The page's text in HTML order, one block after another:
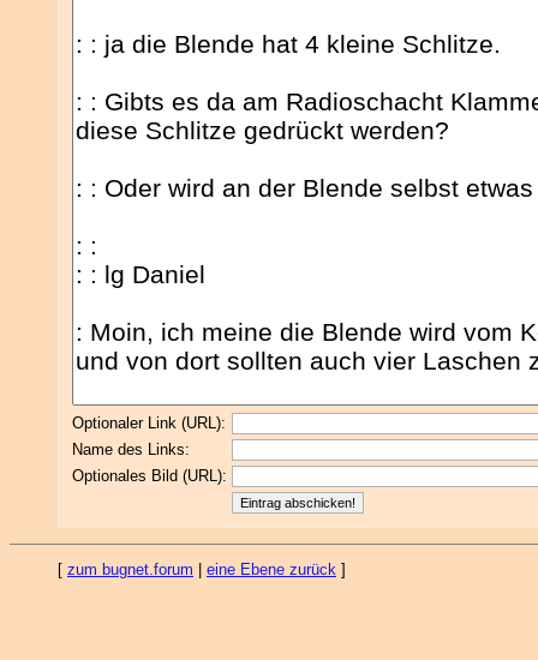
Optionaler Link (URL):
Name des Links:
Optionales Bild (URL):
[ zum bugnet.forum eine Ebene zurück ]